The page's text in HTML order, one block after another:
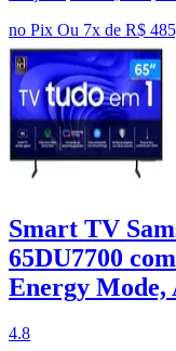
no Pix Ou 7x de R$
Smart TV
65DU7700
Energy
4.8